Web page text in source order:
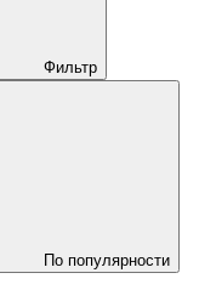
Фильтр
По популярности